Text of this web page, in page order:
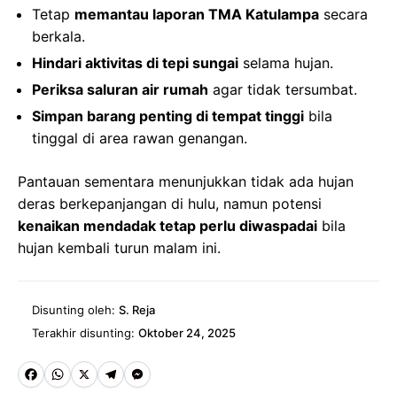
Tetap memantau laporan TMA Katulampa secara
berkala.
Hindari aktivitas di tepi sungai selama hujan.
Periksa saluran air rumah agar tidak tersumbat.
Simpan barang penting di tempat tinggi bila
tinggal di area rawan genangan.
Pantauan sementara menunjukkan tidak ada hujan
deras berkepanjangan di hulu, namun potensi
kenaikan mendadak tetap perlu diwaspadai bila
hujan kembali turun malam ini.
Disunting oleh: S. Reja
Terakhir disunting: Oktober 24, 2025
Fa W
X
Te M